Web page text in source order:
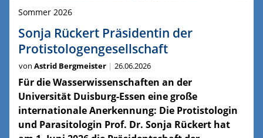
Sommer 2026
Sonja Rückert Präsidentin der
Protistologengesellschaft
von Astrid Bergmeister 26.06.2026
Für die Wasserwissenschaften an der
Universität Duisburg-Essen eine große
internationale Anerkennung: Die Protistologin
und Parasitologin Prof. Dr. Sonja Rückert hat